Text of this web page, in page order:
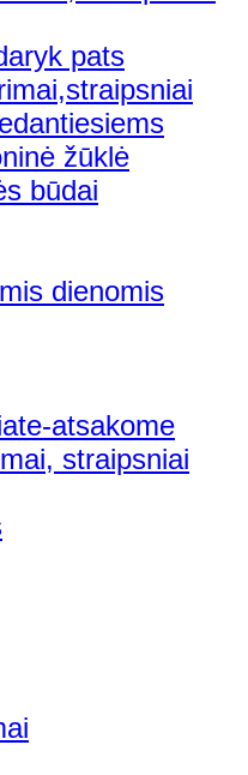
pats
žūklė
būdai
dienomis
atsakome
straipsniai